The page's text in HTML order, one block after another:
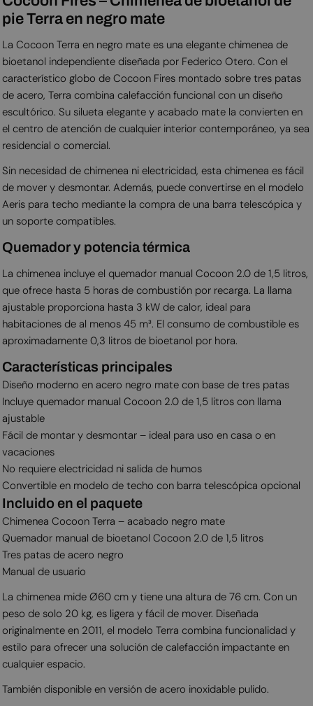
pie Terra en negro mate
La Cocoon Terra en negro mate es una elegante chimenea de
bioetanol independiente diseñada por Federico Otero. Con el
característico globo de Cocoon Fires montado sobre tres patas
de acero, Terra combina calefacción funcional con un diseño
escultórico. Su silueta elegante y acabado mate la convierten en
el centro de atención de cualquier interior contemporáneo, ya sea
residencial o comercial.
Sin necesidad de chimenea ni electricidad, esta chimenea es fácil
de mover y desmontar. Además, puede convertirse en el modelo
Aeris para techo mediante la compra de una barra telescópica y
un soporte compatibles.
Quemador y potencia térmica
La chimenea incluye el quemador manual Cocoon 2.0 de 1,5 litros,
que ofrece hasta 5 horas de combustión por recarga. La llama
ajustable proporciona hasta 3 kW de calor, ideal para
habitaciones de al menos 45 m³. El consumo de combustible es
aproximadamente 0,3 litros de bioetanol por hora.
Características principales
Diseño moderno en acero negro mate con base de tres patas
Incluye quemador manual Cocoon 2.0 de 1,5 litros con llama
ajustable
Fácil de montar y desmontar – ideal para uso en casa o en
vacaciones
No requiere electricidad ni salida de humos
Convertible en modelo de techo con barra telescópica opcional
Incluido en el paquete
Chimenea Cocoon Terra – acabado negro mate
Quemador manual de bioetanol Cocoon 2.0 de 1,5 litros
Tres patas de acero negro
Manual de usuario
La chimenea mide Ø60 cm y tiene una altura de 76 cm. Con un
peso de solo 20 kg, es ligera y fácil de mover. Diseñada
originalmente en 2011, el modelo Terra combina funcionalidad y
estilo para ofrecer una solución de calefacción impactante en
cualquier espacio.
También disponible en versión de acero inoxidable pulido.